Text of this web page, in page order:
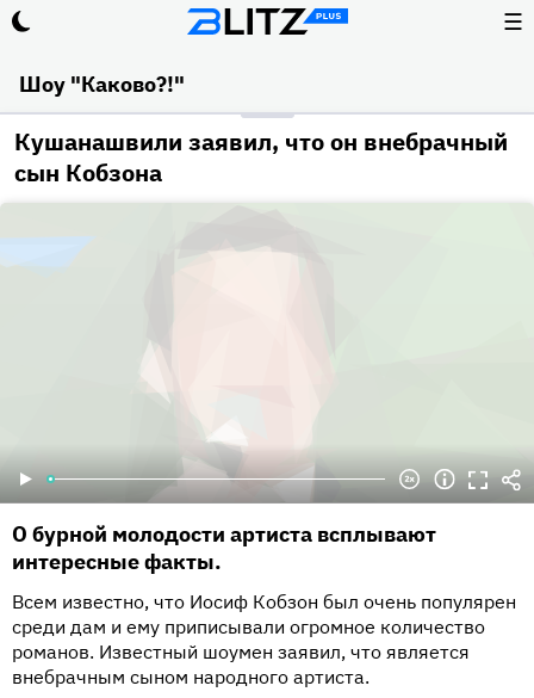
☰
Шоу "Каково?!"
Кушанашвили заявил, что он внебрачный
сын Кобзона
О бурной молодости артиста всплывают
интересные факты.
Всем известно, что Иосиф Кобзон был очень популярен
среди дам и ему приписывали огромное количество
романов. Известный шоумен заявил, что является
внебрачным сыном народного артиста.